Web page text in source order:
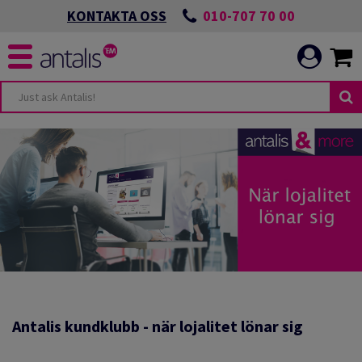
KONTAKTA OSS 010-707 70 00
Antalis kundklubb - när lojalitet lönar sig